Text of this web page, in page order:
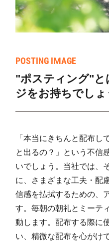
POSTING IMAGE
"ポスティング"と
ジをお持ちでしょ
「本当にきちんと配布し
と出るの？」という不信
いでしょう。当社では、
に、さまざまな工夫・配
信感を払拭するための、
す。毎朝の朝礼とミーテ
動します。配布する際に
い、精微な配布を心がけ